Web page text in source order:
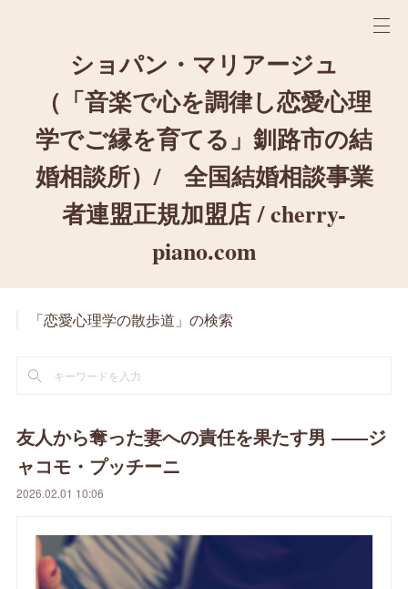
ショパン・マリアージュ
（「音楽で心を調律し恋愛心理
学でご縁を育てる」釧路市の結
婚相談所）/ 全国結婚相談事業
者連盟正規加盟店 / cherry-
piano.com
「恋愛心理学の散歩道」の検索
友人から奪った妻への責任を果たす男 ――ジ
ャコモ・プッチーニ
2026.02.01 10:06